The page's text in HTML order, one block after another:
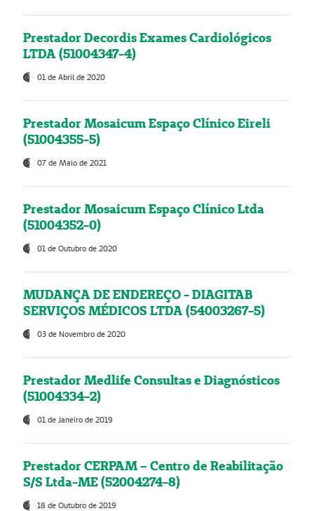
Prestador Decordis Exames Cardiológicos
LTDA (51004347-4)
01 de Abril de 2020
Prestador Mosaicum Espaço Clínico Eireli
(51004355-5)
07 de Maio de 2021
Prestador Mosaicum Espaço Clínico Ltda
(51004352-0)
01 de Outubro de 2020
MUDANÇA DE ENDEREÇO - DIAGITAB
SERVIÇOS MÉDICOS LTDA (54003267-5)
03 de Novembro de 2020
Prestador Medlife Consultas e Diagnósticos
(51004334-2)
01 de Janeiro de 2019
Prestador CERPAM – Centro de Reabilitação
S/S Ltda-ME (52004274-8)
18 de Outubro de 2019